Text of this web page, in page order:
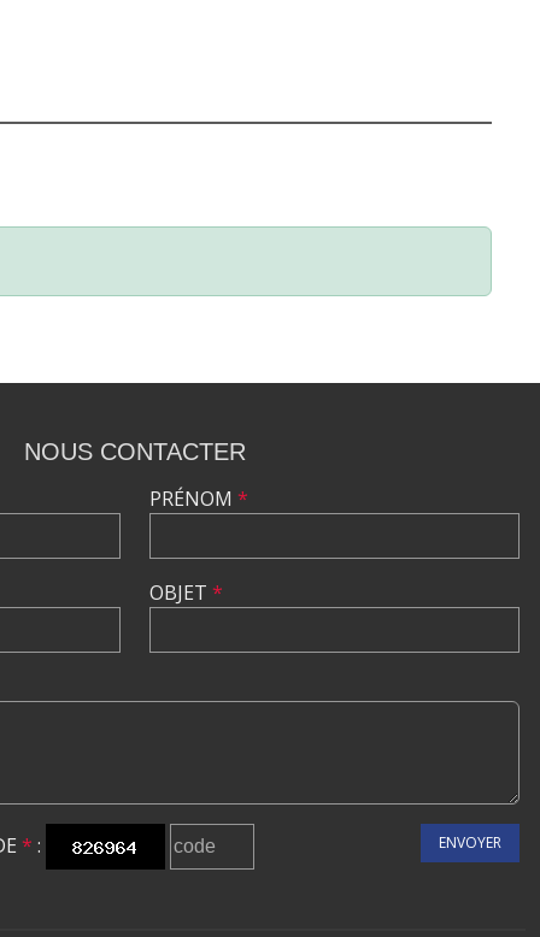
NOUS CONTACTER
PRÉNOM *
OBJET *
* : ENVOYER